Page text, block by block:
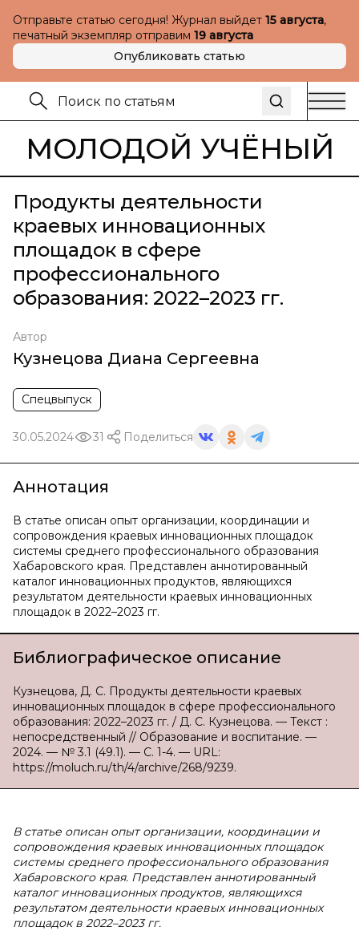
Отправьте статью сегодня! Журнал выйдет 15 августа,
печатный экземпляр отправим 19 августа
Опубликовать статью
МОЛОДОЙ УЧЁНЫЙ
Продукты деятельности
краевых инновационных
площадок в сфере
профессионального
образования: 2022–2023 гг.
Автор
Кузнецова Диана Сергеевна
Спецвыпуск
30.05.2024 31 Поделиться
Аннотация
В статье описан опыт организации, координации и
сопровождения краевых инновационных площадок
системы среднего профессионального образования
Хабаровского края. Представлен аннотированный
каталог инновационных продуктов, являющихся
результатом деятельности краевых инновационных
площадок в 2022–2023 гг.
Библиографическое описание
Кузнецова, Д. С. Продукты деятельности краевых
инновационных площадок в сфере профессионального
образования: 2022–2023 гг. / Д. С. Кузнецова. — Текст :
непосредственный // Образование и воспитание. —
2024. — № 3.1 (49.1). — С. 1-4. — URL:
https://moluch.ru/th/4/archive/268/9239.
В статье описан опыт организации, координации и
сопровождения краевых инновационных площадок
системы среднего профессионального образования
Хабаровского края. Представлен аннотированный
каталог инновационных продуктов, являющихся
результатом деятельности краевых инновационных
площадок в 2022–2023 гг.